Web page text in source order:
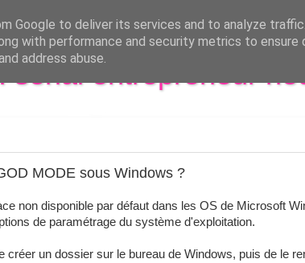
serial entrepreneur
MODE sous Windows ?
non disponible par défaut dans les OS de Microsoft
de paramétrage du système d'exploitation.
créer un dossier sur le bureau de Windows, puis de le
Google to deliver its services and to analyze
with performance and security metrics to
address abuse.